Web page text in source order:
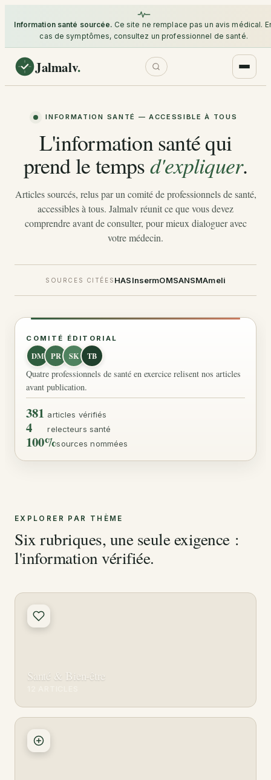
Information santé sourcée. Ce site ne remplace pas un avis médical.
cas de symptômes, consultez un professionnel de santé.
Jalmalv.
INFORMATION SANTÉ — ACCESSIBLE À TOUS
L'information santé qui
prend le temps d'expliquer.
Articles sourcés, relus par un comité de professionnels de santé,
accessibles à tous. Jalmalv réunit ce que vous devez
comprendre avant de consulter, pour mieux dialoguer avec
votre médecin.
SOURCES CITÉES HASInsermOMSANSMAmeli
COMITÉ ÉDITORIAL
DM PR SK TB
Quatre professionnels de santé en exercice relisent nos articles
avant publication.
381 articles vérifiés
4 relecteurs santé
100%sources nommées
EXPLORER PAR THÈME
Six rubriques, une seule exigence :
l'information vérifiée.
Santé & Bien-être